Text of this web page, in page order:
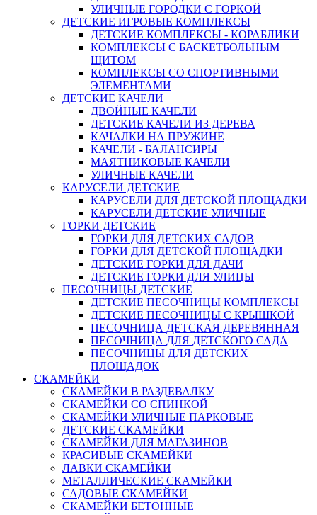
УЛИЧНЫЕ ГОРОДКИ С ГОРКОЙ
ДЕТСКИЕ ИГРОВЫЕ КОМПЛЕКСЫ
ДЕТСКИЕ КОМПЛЕКСЫ - КОРАБЛИКИ
КОМПЛЕКСЫ С БАСКЕТБОЛЬНЫМ
ЩИТОМ
КОМПЛЕКСЫ СО СПОРТИВНЫМИ
ЭЛЕМЕНТАМИ
ДЕТСКИЕ КАЧЕЛИ
ДВОЙНЫЕ КАЧЕЛИ
ДЕТСКИЕ КАЧЕЛИ ИЗ ДЕРЕВА
КАЧАЛКИ НА ПРУЖИНЕ
КАЧЕЛИ - БАЛАНСИРЫ
МАЯТНИКОВЫЕ КАЧЕЛИ
УЛИЧНЫЕ КАЧЕЛИ
КАРУСЕЛИ ДЕТСКИЕ
КАРУСЕЛИ ДЛЯ ДЕТСКОЙ ПЛОЩАДКИ
КАРУСЕЛИ ДЕТСКИЕ УЛИЧНЫЕ
ГОРКИ ДЕТСКИЕ
ГОРКИ ДЛЯ ДЕТСКИХ САДОВ
ГОРКИ ДЛЯ ДЕТСКОЙ ПЛОЩАДКИ
ДЕТСКИЕ ГОРКИ ДЛЯ ДАЧИ
ДЕТСКИЕ ГОРКИ ДЛЯ УЛИЦЫ
ПЕСОЧНИЦЫ ДЕТСКИЕ
ДЕТСКИЕ ПЕСОЧНИЦЫ КОМПЛЕКСЫ
ДЕТСКИЕ ПЕСОЧНИЦЫ С КРЫШКОЙ
ПЕСОЧНИЦА ДЕТСКАЯ ДЕРЕВЯННАЯ
ПЕСОЧНИЦА ДЛЯ ДЕТСКОГО САДА
ПЕСОЧНИЦЫ ДЛЯ ДЕТСКИХ
ПЛОЩАДОК
СКАМЕЙКИ
СКАМЕЙКИ В РАЗДЕВАЛКУ
СКАМЕЙКИ СО СПИНКОЙ
СКАМЕЙКИ УЛИЧНЫЕ ПАРКОВЫЕ
ДЕТСКИЕ СКАМЕЙКИ
СКАМЕЙКИ ДЛЯ МАГАЗИНОВ
КРАСИВЫЕ СКАМЕЙКИ
ЛАВКИ СКАМЕЙКИ
МЕТАЛЛИЧЕСКИЕ СКАМЕЙКИ
САДОВЫЕ СКАМЕЙКИ
СКАМЕЙКИ БЕТОННЫЕ